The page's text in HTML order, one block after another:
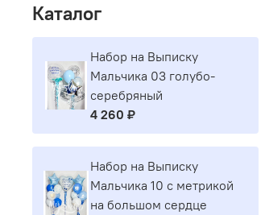
Каталог
Набор на Выписку
Мальчика 03 голубо-
серебряный
4 260 ₽
Набор на Выписку
Мальчика 10 с метрикой
на большом сердце